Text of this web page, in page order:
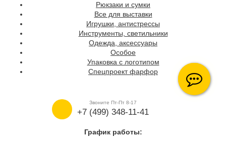
Рюкзаки и сумки
Все для выставки
Игрушки, антистрессы
Инструменты, светильники
Одежда, аксессуары
Особое
Упаковка с логотипом
Спецпроект фарфор
Звоните Пт-Пт 8-17
+7 (499) 348-11-41
График работы: